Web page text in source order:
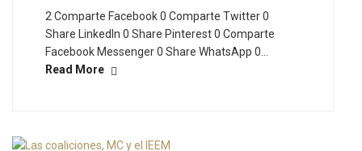
2 Comparte Facebook 0 Comparte Twitter 0
Share LinkedIn 0 Share Pinterest 0 Comparte
Facebook Messenger 0 Share WhatsApp 0…
Read More